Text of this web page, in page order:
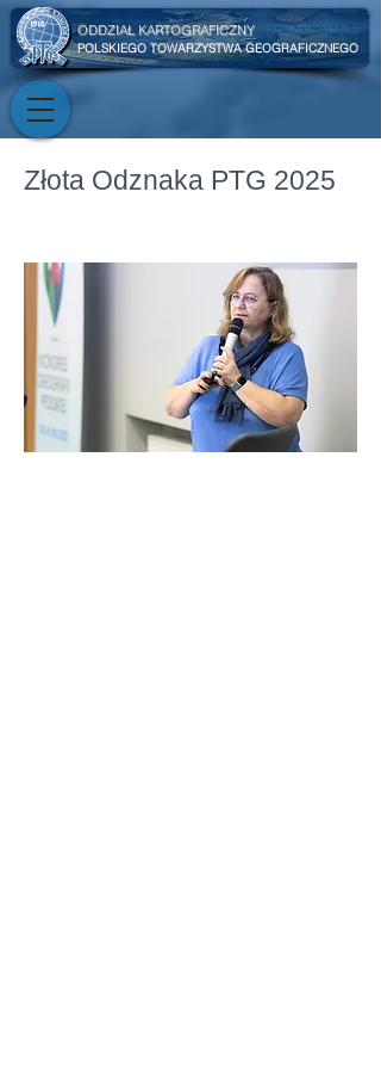
ODDZIAŁ KARTOGRAFICZNY
POLSKIEGO TOWARZYSTWA GEOGRAFICZNEGO
Złota Odznaka PTG 2025